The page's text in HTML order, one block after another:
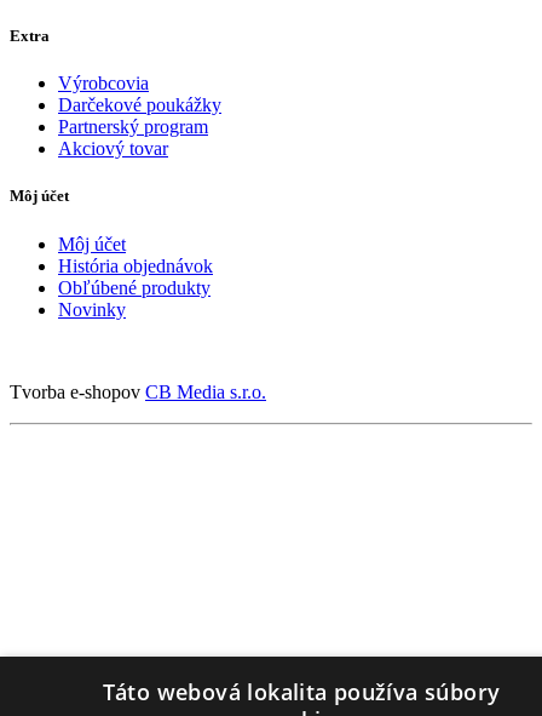
Extra
Výrobcovia
Darčekové poukážky
Partnerský program
Akciový tovar
Môj účet
Môj účet
História objednávok
Obľúbené produkty
Novinky
Tvorba e-shopov CB Media s.r.o.
Táto webová lokalita používa súbory